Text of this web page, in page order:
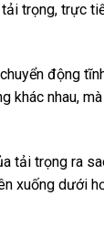
trọng, trực
động
nhau,
tải trọng ra
xuống dưới